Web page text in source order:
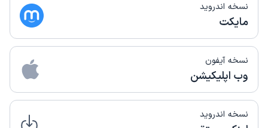
نسخه اندروید
مایکت
نسخه آیفون
وب اپلیکیشن
نسخه اندروید